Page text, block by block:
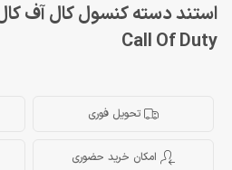
Call Of Duty
تحویل فوری
امکان خرید حضوری